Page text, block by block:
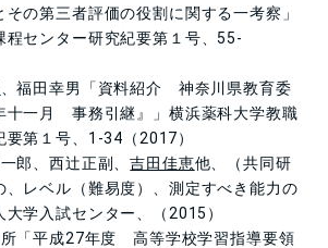
の第三者評価の役割に関する一考察」
程センター研究紀要第１号、55-
、福田幸男「資料紹介 神奈川県教育委
十一月 事務引継』」横浜薬科大学教職
第１号、1-34（2017）
郎、西辻正副、吉田佳恵他、（共同研
、レベル（難易度）、測定すべき能力の
学入試センター、（2015）
「平成27年度 高等学校学習指導要領